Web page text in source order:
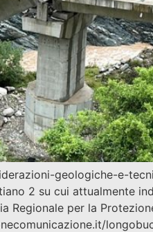
geologiche-e-
2 su cui attualmente
per la